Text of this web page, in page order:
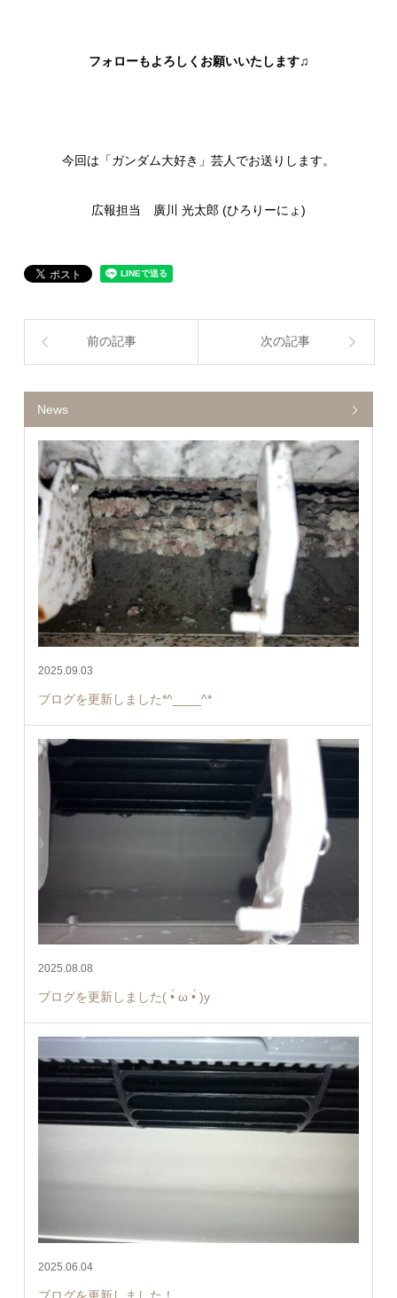
フォローもよろしくお願いいたします♫
今回は「ガンダム大好き」芸人でお送りします。
広報担当 廣川 光太郎 (ひろりーにょ)
前の記事 次の記事
News
2025.09.03
ブログを更新しました*^____^*
2025.08.08
ブログを更新しました( •̀ ω •́ )y
2025.06.04